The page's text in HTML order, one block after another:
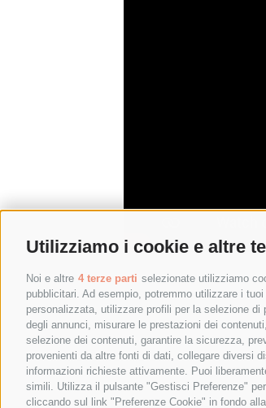
Utilizziamo i cookie e altre
Noi e altre 4 terze parti selezionate utilizziamo
pubblicitari. Ad esempio, potremmo utilizzare i
personalizzata, utilizzare profili per la selezione
degli annunci, misurare le prestazioni dei
selezione dei contenuti, garantire la sicurezza,
provenienti da altre fonti di dati, collegare diversi
informazioni richieste attivamente. Puoi
simili. Utilizza il pulsante "Gestisci Preferenze"
cliccando sul link "Preferenze Cookie" in fondo